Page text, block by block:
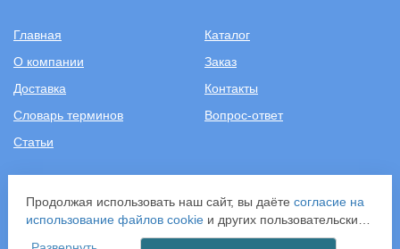
Главная
Каталог
О компании
Заказ
Доставка
Контакты
Словарь терминов
Вопрос-ответ
Статьи
ООО «САНТЕХПОСТАВКА»
ИНН: 7731286301
Продолжая использовать наш сайт, вы даёте согласие на
использование файлов cookieи других пользовательских
данных (включая IP-адрес, сведения о местоположении,